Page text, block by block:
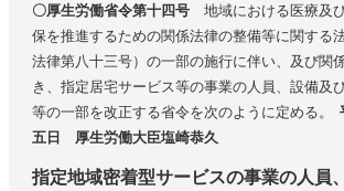
第四節 運営に関する基準 （心身の
（利用料等の受領）
（指定地域密着型通所介護
（指定地域密着型通所介護の
〇厚生労働省令第十四号 地域における医療及
保を推進するための関係法律の整備等に関する
法律第八十三号）の一部の施行に伴い、及び関
き、指定居宅サービス等の事業の人員、設備及
等の一部を改正する省令を次のように定める。
五日 厚生労働大臣塩崎恭久
指定地域密着型サービスの事業の人員